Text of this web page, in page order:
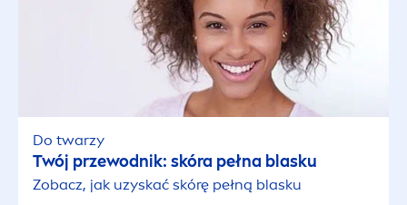
Do twarzy
Twój przewodnik: skóra pełna blasku
Zobacz, jak uzyskać skórę pełną blasku